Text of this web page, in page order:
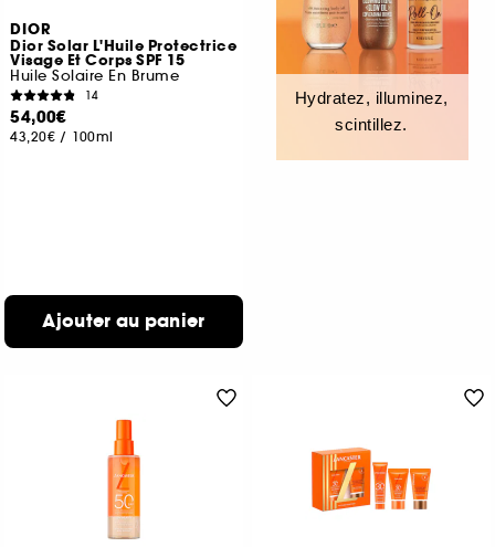
DIOR
Dior Solar L'Huile Protectrice
Visage Et Corps SPF 15
Huile Solaire En Brume
14
54,00€
43,20€ / 100ml
Ajouter au panier
Hydratez, illuminez,
scintillez.